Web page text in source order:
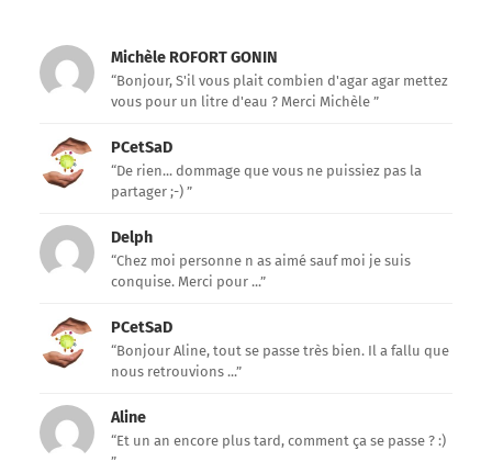
Michèle ROFORT GONIN
“Bonjour, S'il vous plait combien d'agar agar mettez
vous pour un litre d'eau ? Merci Michèle ”
PCetSaD
“De rien... dommage que vous ne puissiez pas la
partager ;-) ”
Delph
“Chez moi personne n as aimé sauf moi je suis
conquise. Merci pour ...”
PCetSaD
“Bonjour Aline, tout se passe très bien. Il a fallu que
nous retrouvions ...”
Aline
“Et un an encore plus tard, comment ça se passe ? :)
”